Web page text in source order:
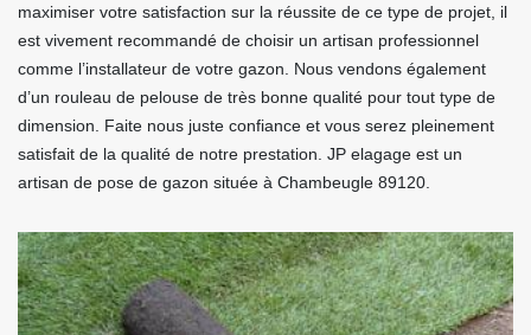
maximiser votre satisfaction sur la réussite de ce type de projet, il
est vivement recommandé de choisir un artisan professionnel
comme l’installateur de votre gazon. Nous vendons également
d’un rouleau de pelouse de très bonne qualité pour tout type de
dimension. Faite nous juste confiance et vous serez pleinement
satisfait de la qualité de notre prestation. JP elagage est un
artisan de pose de gazon située à Chambeugle 89120.